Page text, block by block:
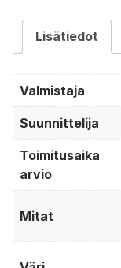
Lisätiedot
Valmistaja
Suunnittelija
Toimitusaika
arvio
Mitat